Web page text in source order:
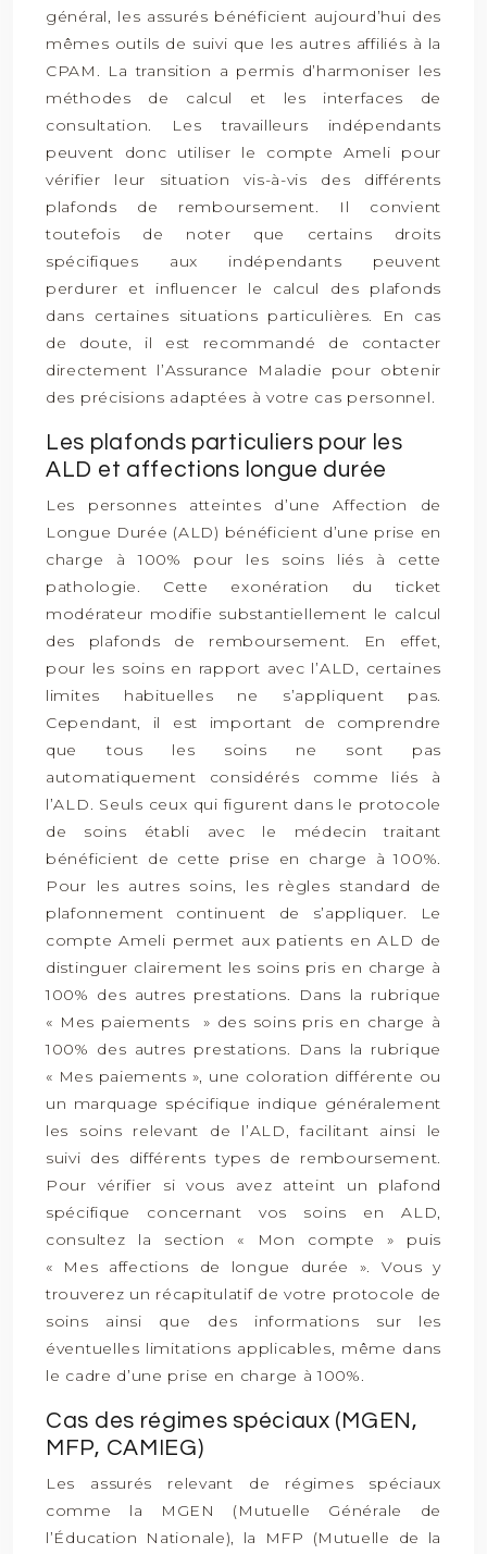
général, les assurés bénéficient aujourd’hui des
mêmes outils de suivi que les autres affiliés à la
CPAM. La transition a permis d’harmoniser les
méthodes de calcul et les interfaces de
consultation. Les travailleurs indépendants
peuvent donc utiliser le compte Ameli pour
vérifier leur situation vis-à-vis des différents
plafonds de remboursement. Il convient
toutefois de noter que certains droits
spécifiques aux indépendants peuvent
perdurer et influencer le calcul des plafonds
dans certaines situations particulières. En cas
de doute, il est recommandé de contacter
directement l’Assurance Maladie pour obtenir
des précisions adaptées à votre cas personnel.
Les plafonds particuliers pour les
ALD et affections longue durée
Les personnes atteintes d’une Affection de
Longue Durée (ALD) bénéficient d’une prise en
charge à 100% pour les soins liés à cette
pathologie. Cette exonération du ticket
modérateur modifie substantiellement le calcul
des plafonds de remboursement. En effet,
pour les soins en rapport avec l’ALD, certaines
limites habituelles ne s’appliquent pas.
Cependant, il est important de comprendre
que tous les soins ne sont pas
automatiquement considérés comme liés à
l’ALD. Seuls ceux qui figurent dans le protocole
de soins établi avec le médecin traitant
bénéficient de cette prise en charge à 100%.
Pour les autres soins, les règles standard de
plafonnement continuent de s’appliquer. Le
compte Ameli permet aux patients en ALD de
distinguer clairement les soins pris en charge à
100% des autres prestations. Dans la rubrique
« Mes paiements » des soins pris en charge à
100% des autres prestations. Dans la rubrique
« Mes paiements », une coloration différente ou
un marquage spécifique indique généralement
les soins relevant de l’ALD, facilitant ainsi le
suivi des différents types de remboursement.
Pour vérifier si vous avez atteint un plafond
spécifique concernant vos soins en ALD,
consultez la section « Mon compte » puis
« Mes affections de longue durée ». Vous y
trouverez un récapitulatif de votre protocole de
soins ainsi que des informations sur les
éventuelles limitations applicables, même dans
le cadre d’une prise en charge à 100%.
Cas des régimes spéciaux (MGEN,
MFP, CAMIEG)
Les assurés relevant de régimes spéciaux
comme la MGEN (Mutuelle Générale de
l’Éducation Nationale), la MFP (Mutuelle de la